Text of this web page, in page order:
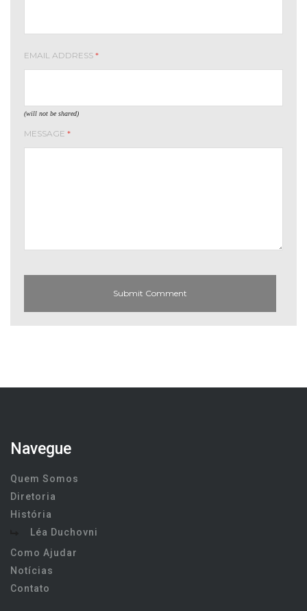
EMAIL ADDRESS *
(will not be shared)
MESSAGE *
Navegue
Quem Somos
Diretoria
História
Léa Duchovni
Como Ajudar
Notícias
Contato